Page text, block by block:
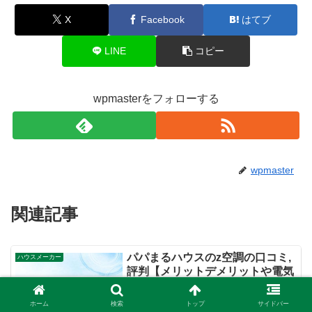
X Facebook はてブ
LINE コピー
wpmasterをフォローする
wpmaster
関連記事
ハウスメーカー
パパまるハウスのz空調の口コミ,
評判【メリットデメリットや電気
新しい時代の空調システムとして注目さ
ホーム 検索 トップ サイドバー